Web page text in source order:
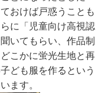
おけば戸惑うことも
に「児童向け高視認
いてもらい、作品制
こかに蛍光生地と再
ども服を作るという
ます。